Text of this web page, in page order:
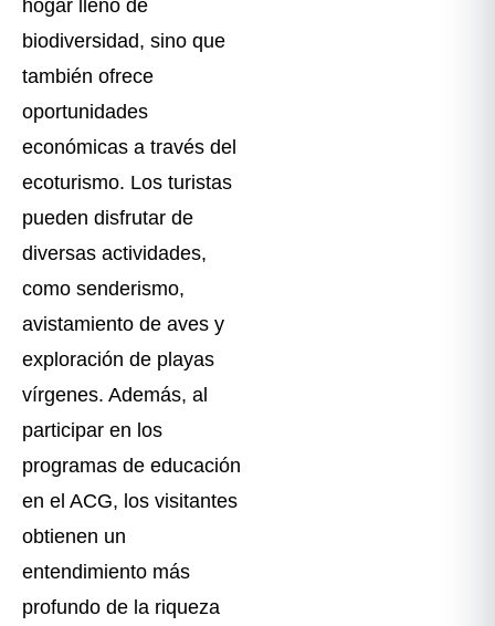
hogar lleno de
biodiversidad, sino que
también ofrece
oportunidades
económicas a través del
ecoturismo. Los turistas
pueden disfrutar de
diversas actividades,
como senderismo,
avistamiento de aves y
exploración de playas
vírgenes. Además, al
participar en los
programas de educación
en el ACG, los visitantes
obtienen un
entendimiento más
profundo de la riqueza